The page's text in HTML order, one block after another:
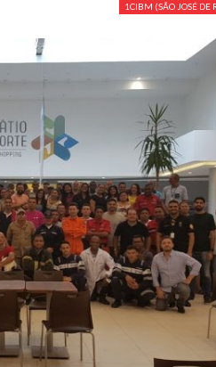
1CIBM (SÃO JOSÉ DE